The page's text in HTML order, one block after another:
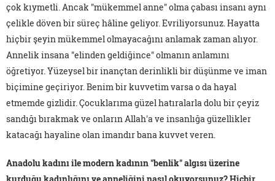
çok kıymetli. Ancak "mükemmel anne" olma çabası insanı aynı
çelikle döven bir süreç hâline geliyor. Evriliyorsunuz. Hayatta
hiçbir şeyin mükemmel olmayacağını anlamak zaman alıyor.
Annelik insana "elinden geldiğince" olmanın anlamını
öğretiyor. Yüzeysel bir inançtan derinlikli bir düşünme ve iman
biçimine geçiriyor. Benim bir kuvvetim varsa o da hayal
etmemde gizlidir. Çocuklarıma güzel hatıralarla dolu bir çeyiz
sandığı bırakmak ve onların Allah'a ve insanlığa güzellikler
katacağı hayaline olan imandır bana kuvvet veren.
Anadolu kadını ile modern kadının "benlik" algısı üzerine